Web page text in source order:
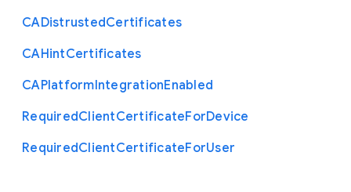
CADistrustedCertificates
CAHintCertificates
CAPlatformIntegrationEnabled
RequiredClientCertificateForDevice
RequiredClientCertificateForUser